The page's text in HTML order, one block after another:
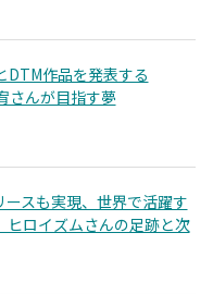
DTM作品を発表する
さんが目指す夢
ースも実現、世界で活躍す
ヒロイズムさんの足跡と次